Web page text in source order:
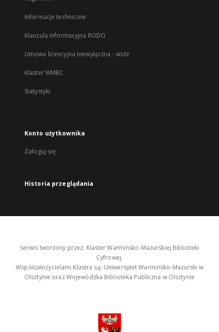
Informacje techniczne
Klauzula informacyjna RODO
Umowa licencyjna niewyłączna - wzór
Klaster WMBC
Statystyki
Konto użytkownika
Zaloguj się
Historia przeglądania
Serwis tworzony przez: Klaster Warmińsko-Mazurskiej Biblioteki
Cyfrowej.
Współzałożycielami Klastra są: Uniwersytet Warmińsko-Mazurski w
Olsztynie oraz Wojewódzka Biblioteka Publiczna w Olsztynie